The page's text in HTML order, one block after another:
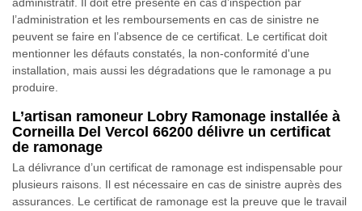
administratif. Il doit être présenté en cas d’inspection par
l’administration et les remboursements en cas de sinistre ne
peuvent se faire en l’absence de ce certificat. Le certificat doit
mentionner les défauts constatés, la non-conformité d'une
installation, mais aussi les dégradations que le ramonage a pu
produire.
L’artisan ramoneur Lobry Ramonage installée à
Corneilla Del Vercol 66200 délivre un certificat
de ramonage
La délivrance d’un certificat de ramonage est indispensable pour
plusieurs raisons. Il est nécessaire en cas de sinistre auprès des
assurances. Le certificat de ramonage est la preuve que le travail